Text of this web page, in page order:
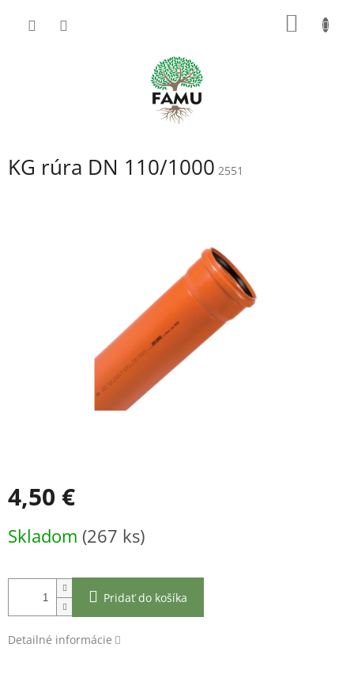
KG rúra DN 110/1000 2551
4,50 €
cena:
Skladom (267 ks)
Pridať do košíka
Detailné informácie